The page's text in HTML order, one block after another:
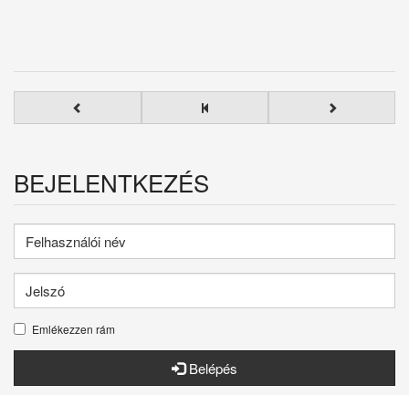
BEJELENTKEZÉS
Emlékezzen rám
Belépés